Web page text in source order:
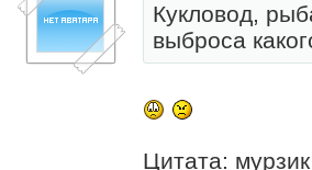
Кукловод,
выброса
Цитата: мурзик